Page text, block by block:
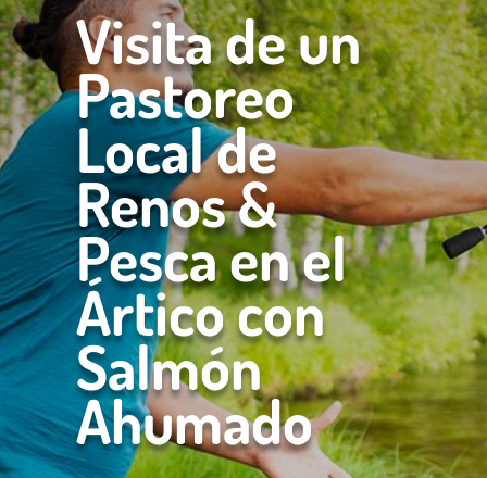
Visita de un
Pastoreo
Local de
Renos &
Pesca en el
Ártico con
Salmón
Ahumado